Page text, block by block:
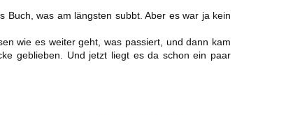
was am längsten subbt. Aber es war ja kein
wie es weiter geht, was passiert, und dann kam
geblieben. Und jetzt liegt es da schon ein paar